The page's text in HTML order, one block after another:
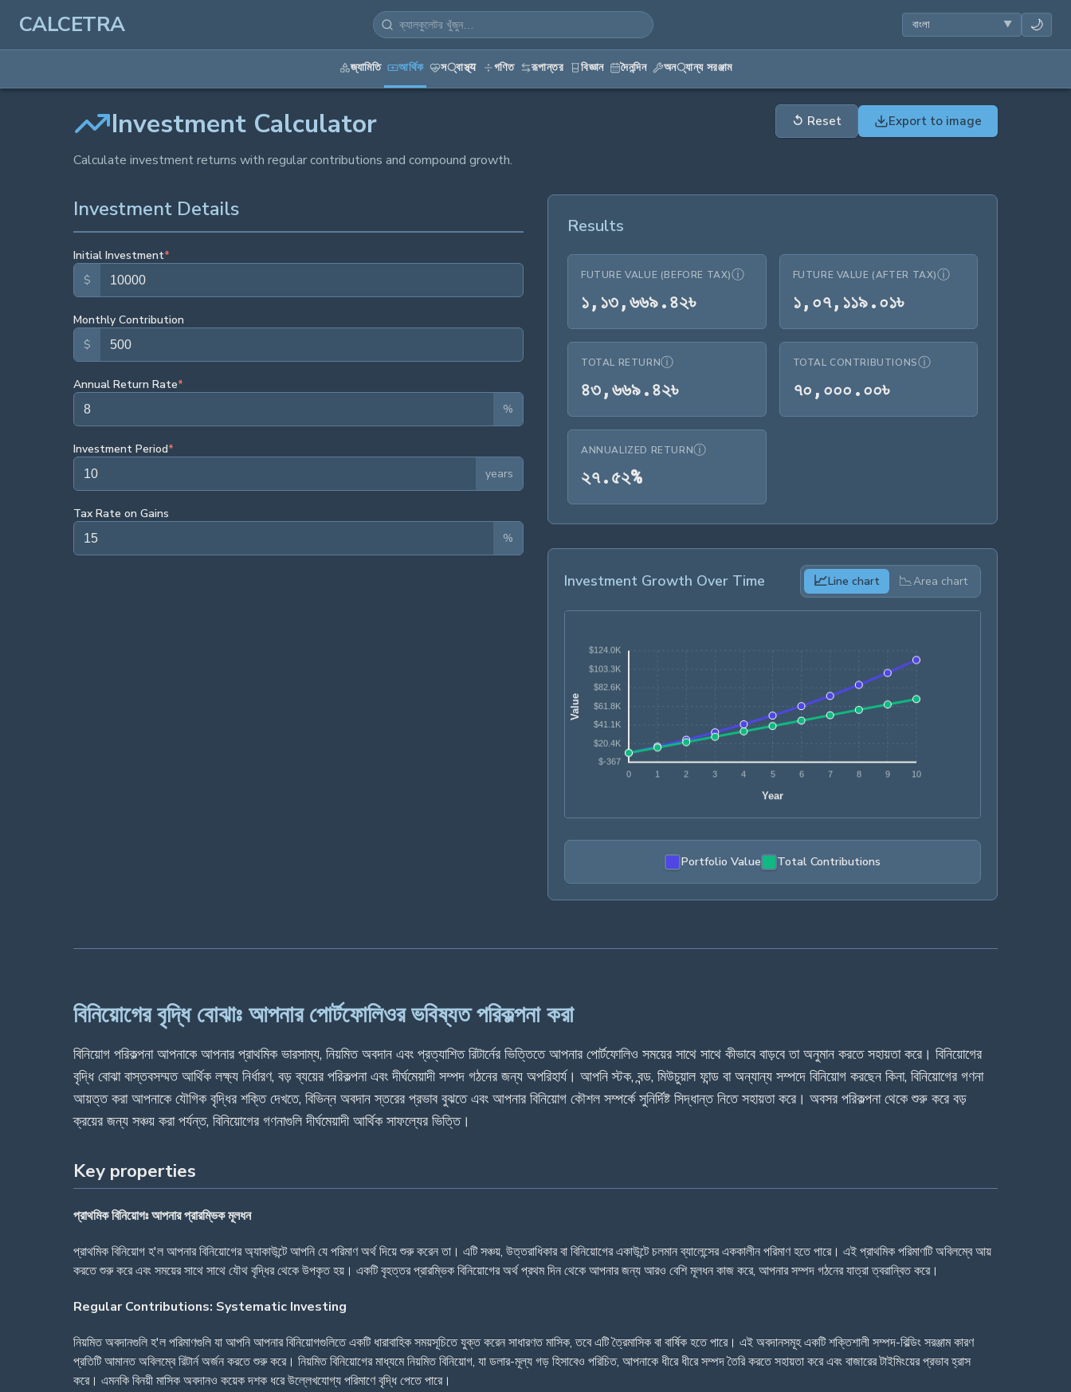
CALCETRA 🌙
জ্যামিতি আর্থিক স्বাস্থ্य গণিত রূপান্তর বিজ্ঞান দৈনন্দিন অন्যান্য সরঞ্জাম
Investment Calculator
Calculate investment returns with regular contributions and compound growth.
↺ Reset Export to image
Investment Details
Initial Investment*
$
Monthly Contribution
$
Annual Return Rate*
%
Investment Period*
years
Tax Rate on Gains
%
Results
FUTURE VALUE (BEFORE TAX)ⓘ
১, ১৩,৬৬৯.৪২৳১,১৩,৬৬৯.৪২৳
FUTURE VALUE (AFTER TAX)ⓘ
১,০৭, ১১৯.০১৳১,০৭,১১৯.০১৳
TOTAL RETURNⓘ
৪৩,৬৬৯.৪২৳৪৩,৬৬৯.৪২৳
TOTAL CONTRIBUTIONSⓘ
৭০,০০০.০০৳৭০,০০০.০০৳
ANNUALIZED RETURNⓘ
২৭.৫২%২৭.৫২%
Investment Growth Over Time 📈Line chart 📉Area chart
Portfolio Value Total Contributions
বিনিয়োগের বৃদ্ধি বোঝাঃ আপনার পোর্টফোলিওর ভবিষ্যত পরিকল্পনা করা
বিনিয়োগ পরিকল্পনা আপনাকে আপনার প্রাথমিক ভারসাম্য, নিয়মিত অবদান এবং প্রত্যাশিত রিটার্নের ভিত্তিতে আপনার পোর্টফোলিও সময়ের সাথে সাথে কীভাবে বাড়বে তা অনুমান করতে সহায়তা করে। বিনিয়োগের
বৃদ্ধি বোঝা বাস্তবসম্মত আর্থিক লক্ষ্য নির্ধারণ, বড় ব্যয়ের পরিকল্পনা এবং দীর্ঘমেয়াদী সম্পদ গঠনের জন্য অপরিহার্য। আপনি স্টক, বন্ড, মিউচুয়াল ফান্ড বা অন্যান্য সম্পদে বিনিয়োগ করছেন কিনা, বিনিয়োগের গণনা
আয়ত্ত করা আপনাকে যৌগিক বৃদ্ধির শক্তি দেখতে, বিভিন্ন অবদান স্তরের প্রভাব বুঝতে এবং আপনার বিনিয়োগ কৌশল সম্পর্কে সুনির্দিষ্ট সিদ্ধান্ত নিতে সহায়তা করে। অবসর পরিকল্পনা থেকে শুরু করে বড়
ক্রয়ের জন্য সঞ্চয় করা পর্যন্ত, বিনিয়োগের গণনাগুলি দীর্ঘমেয়াদী আর্থিক সাফল্যের ভিত্তি।
Key properties
প্রাথমিক বিনিয়োগঃ আপনার প্রারম্ভিক মূলধন
প্রাথমিক বিনিয়োগ হ'ল আপনার বিনিয়োগের অ্যাকাউন্টে আপনি যে পরিমাণ অর্থ দিয়ে শুরু করেন তা। এটি সঞ্চয়, উত্তরাধিকার বা বিনিয়োগের একাউন্টে চলমান ব্যালেন্সের এককালীন পরিমাণ হতে পারে। এই প্রাথমিক পরিমাণটি অবিলম্বে আয়
করতে শুরু করে এবং সময়ের সাথে সাথে যৌথ বৃদ্ধির থেকে উপকৃত হয়। একটি বৃহত্তর প্রারম্ভিক বিনিয়োগের অর্থ প্রথম দিন থেকে আপনার জন্য আরও বেশি মূলধন কাজ করে, আপনার সম্পদ গঠনের যাত্রা ত্বরান্বিত করে।
Regular Contributions: Systematic Investing
নিয়মিত অবদানগুলি হ'ল পরিমাণগুলি যা আপনি আপনার বিনিয়োগগুলিতে একটি ধারাবাহিক সময়সূচিতে যুক্ত করেন সাধারণত মাসিক, তবে এটি ত্রৈমাসিক বা বার্ষিক হতে পারে। এই অবদানসমূহ একটি শক্তিশালী সম্পদ-বিল্ডিং সরঞ্জাম কারণ
প্রতিটি আমানত অবিলম্বে রিটার্ন অর্জন করতে শুরু করে। নিয়মিত বিনিয়োগের মাধ্যমে নিয়মিত বিনিয়োগ, যা ডলার-মূল্য গড় হিসাবেও পরিচিত, আপনাকে ধীরে ধীরে সম্পদ তৈরি করতে সহায়তা করে এবং বাজারের টাইমিংয়ের প্রভাব হ্রাস
করে। এমনকি বিনয়ী মাসিক অবদানও কয়েক দশক ধরে উল্লেখযোগ্য পরিমাণে বৃদ্ধি পেতে পারে।